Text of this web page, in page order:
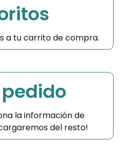
a tu carrito de compra.
la información de
del resto!